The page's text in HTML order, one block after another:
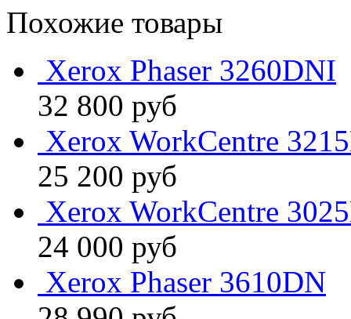
Похожие товары
Xerox Phaser 3260DNI
32 800 руб
Xerox WorkCentre
25 200 руб
Xerox WorkCentre
24 000 руб
Xerox Phaser 3610DN